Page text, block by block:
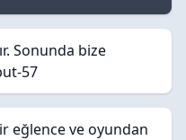
Sonunda bize
57
eğlence ve oyundan